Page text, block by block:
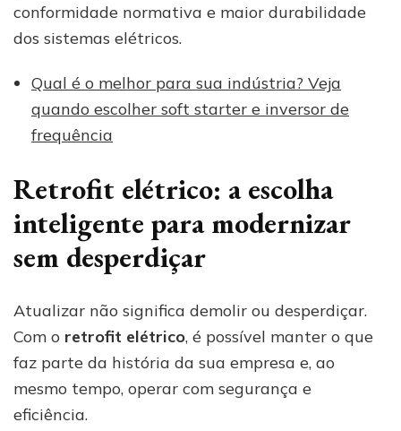
conformidade normativa e maior durabilidade
dos sistemas elétricos.
Qual é o melhor para sua indústria? Veja
quando escolher soft starter e inversor de
frequência
Retrofit elétrico: a escolha
inteligente para modernizar
sem desperdiçar
Atualizar não significa demolir ou desperdiçar.
Com o retrofit elétrico, é possível manter o que
faz parte da história da sua empresa e, ao
mesmo tempo, operar com segurança e
eficiência.